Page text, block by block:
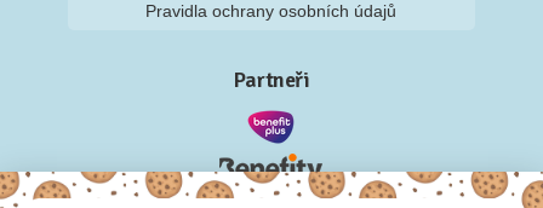
Pravidla ochrany osobních údajů
Partneři